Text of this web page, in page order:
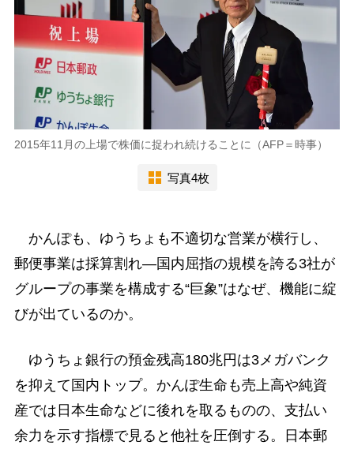
2015年11月の上場で株価に捉われ続けることに（AFP＝時事）
写真4枚
かんぽも、ゆうちょも不適切な営業が横行し、
郵便事業は採算割れ―国内屈指の規模を誇る3社が
グループの事業を構成する“巨象”はなぜ、機能に綻
びが出ているのか。
ゆうちょ銀行の預金残高180兆円は3メガバンク
を抑えて国内トップ。かんぽ生命も売上高や純資
産では日本生命などに後れを取るものの、支払い
余力を示す指標で見ると他社を圧倒する。日本郵